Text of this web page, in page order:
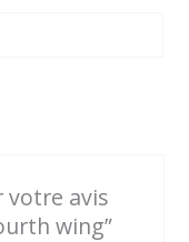
votre avis
wing”